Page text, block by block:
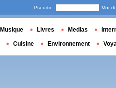
Pseudo Mot
Musique Livres Medias
Cuisine Environnement